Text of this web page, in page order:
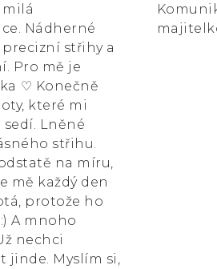
milá
Nádherné
precizní střihy a
Pro mě je
⁠♡ Konečně
které mi
Lněné
střihu.
na míru,
mě každý den
protože ho
A mnoho
nechci
jinde. Myslím si,